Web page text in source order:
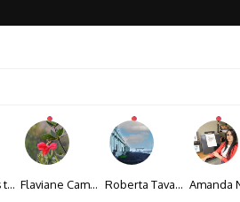
Maíza Lopes transforma cultura popular baiana em narrativas fotográficas Flaviane Campos transforma natureza, espiritualidade e sensibilidade em narrativas fotográficas Roberta Tavares transforma a fotografia em obras de arte marcadas pela sensibilidade e sofisticação